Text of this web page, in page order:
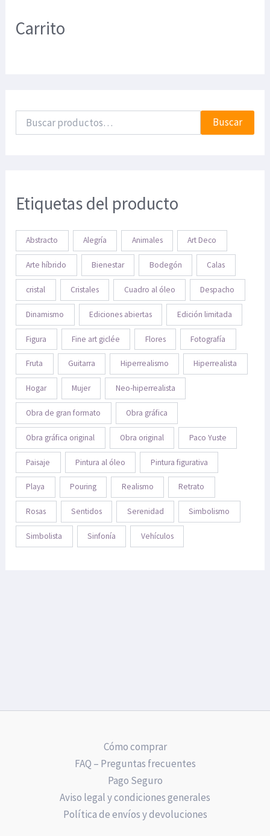
Carrito
Buscar
Etiquetas del producto
Abstracto Alegría Animales Art Deco
Arte híbrido Bienestar Bodegón Calas
cristal Cristales Cuadro al óleo Despacho
Dinamismo Ediciones abiertas Edición limitada
Figura Fine art giclée Flores Fotografía
Fruta Guitarra Hiperrealismo Hiperrealista
Hogar Mujer Neo-hiperrealista
Obra de gran formato Obra gráfica
Obra gráfica original Obra original Paco Yuste
Paisaje Pintura al óleo Pintura figurativa
Playa Pouring Realismo Retrato
Rosas Sentidos Serenidad Simbolismo
Simbolista Sinfonía Vehículos
Cómo comprar
FAQ – Preguntas frecuentes
Pago Seguro
Aviso legal y condiciones generales
Política de envíos y devoluciones